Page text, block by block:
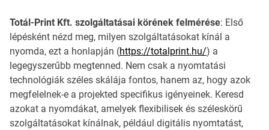
Totál-Print Kft. szolgáltatásai körének felmérése: Első
lépésként nézd meg, milyen szolgáltatásokat kínál a
nyomda, ezt a honlapján (https://totalprint.hu/) a
legegyszerűbb megtenned. Nem csak a nyomtatási
technológiák széles skálája fontos, hanem az, hogy azok
megfelelnek-e a projekted specifikus igényeinek. Keresd
azokat a nyomdákat, amelyek flexibilisek és széleskörű
szolgáltatásokat kínálnak, például digitális nyomtatást,